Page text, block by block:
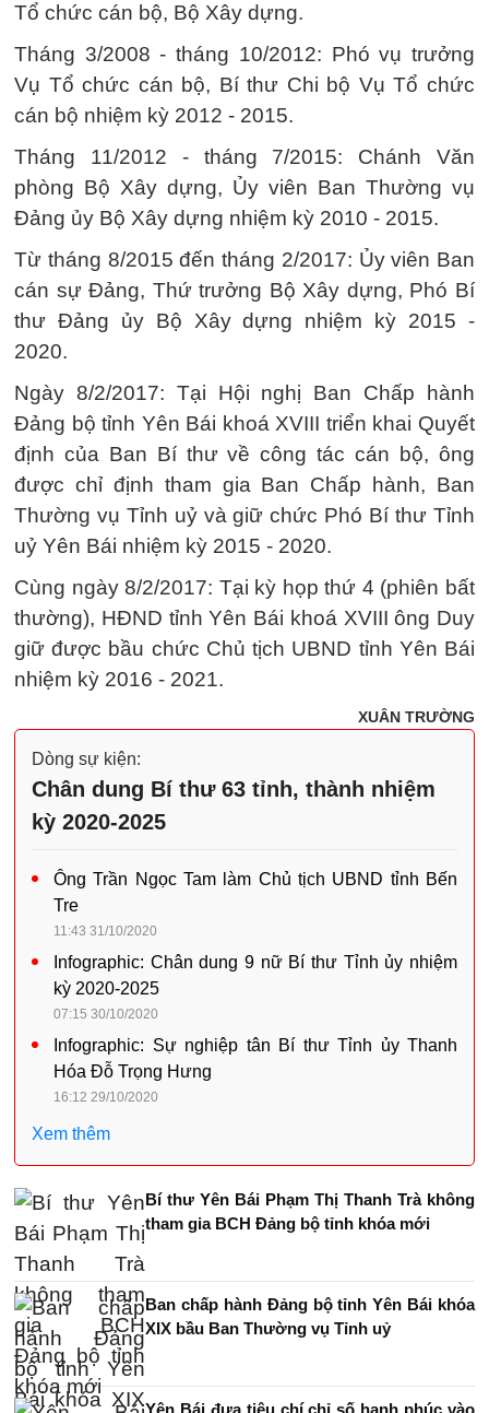
Tổ chức cán bộ, Bộ Xây dựng.
Tháng 3/2008 - tháng 10/2012: Phó vụ trưởng
Vụ Tổ chức cán bộ, Bí thư Chi bộ Vụ Tổ chức
cán bộ nhiệm kỳ 2012 - 2015.
Tháng 11/2012 - tháng 7/2015: Chánh Văn
phòng Bộ Xây dựng, Ủy viên Ban Thường vụ
Đảng ủy Bộ Xây dựng nhiệm kỳ 2010 - 2015.
Từ tháng 8/2015 đến tháng 2/2017: Ủy viên Ban
cán sự Đảng, Thứ trưởng Bộ Xây dựng, Phó Bí
thư Đảng ủy Bộ Xây dựng nhiệm kỳ 2015 -
2020.
Ngày 8/2/2017: Tại Hội nghị Ban Chấp hành
Đảng bộ tỉnh Yên Bái khoá XVIII triển khai Quyết
định của Ban Bí thư về công tác cán bộ, ông
được chỉ định tham gia Ban Chấp hành, Ban
Thường vụ Tỉnh uỷ và giữ chức Phó Bí thư Tỉnh
uỷ Yên Bái nhiệm kỳ 2015 - 2020.
Cùng ngày 8/2/2017: Tại kỳ họp thứ 4 (phiên bất
thường), HĐND tỉnh Yên Bái khoá XVIII ông Duy
giữ được bầu chức Chủ tịch UBND tỉnh Yên Bái
nhiệm kỳ 2016 - 2021.
XUÂN TRƯỜNG
Dòng sự kiện:
Chân dung Bí thư 63 tỉnh, thành nhiệm
kỳ 2020-2025
Ông Trần Ngọc Tam làm Chủ tịch UBND tỉnh Bến
Tre
11:43 31/10/2020
Infographic: Chân dung 9 nữ Bí thư Tỉnh ủy nhiệm
kỳ 2020-2025
07:15 30/10/2020
Infographic: Sự nghiệp tân Bí thư Tỉnh ủy Thanh
Hóa Đỗ Trọng Hưng
16:12 29/10/2020
Xem thêm
Bí thư Yên Bái Phạm Thị Thanh Trà không
tham gia BCH Đảng bộ tỉnh khóa mới
Ban chấp hành Đảng bộ tỉnh Yên Bái khóa
XIX bầu Ban Thường vụ Tỉnh uỷ
Yên Bái đưa tiêu chí chỉ số hạnh phúc vào